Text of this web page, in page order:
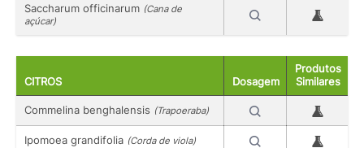
Saccharum officinarum (Cana de
açúcar)
CITROS Dosagem
Produtos
Similares
Commelina benghalensis (Trapoeraba)
Ipomoea grandifolia (Corda de viola)